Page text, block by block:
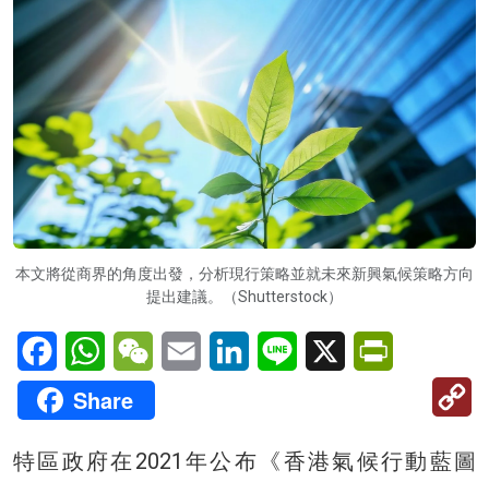
本文將從商界的角度出發，分析現行策略並就未來新興氣候策略方向
提出建議。（Shutterstock）
FacebookWhatsAppWeChatEmail LinkedInLine X
Share
特區政府在2021年公布《香港氣候行動藍圖